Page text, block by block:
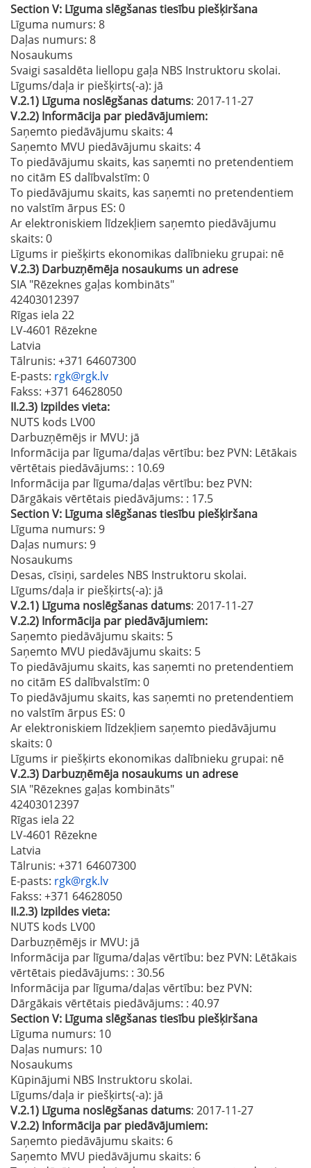
SectionV: Līguma slēgšanas tiesību piešķiršana
Līguma numurs: 8
Daļas numurs: 8
Nosaukums
Svaigi sasaldēta liellopu gaļa NBS Instruktoru skolai.
Līgums/daļa ir piešķirts(-a): jā
V.2.1) Līguma noslēgšanas datums: 2017-11-27
V.2.2) Informācija par piedāvājumiem:
Saņemto piedāvājumu skaits: 4
Saņemto MVU piedāvājumu skaits: 4
To piedāvājumu skaits, kas saņemti no pretendentiem
no citām ES dalībvalstīm: 0
To piedāvājumu skaits, kas saņemti no pretendentiem
no valstīm ārpus ES: 0
Ar elektroniskiem līdzekļiem saņemto piedāvājumu
skaits: 0
Līgums ir piešķirts ekonomikas dalībnieku grupai: nē
V.2.3) Darbuzņēmēja nosaukums un adrese
SIA "Rēzeknes gaļas kombināts"
42403012397
Rīgas iela 22
LV-4601 Rēzekne
Latvia
Tālrunis: +371 64607300
E-pasts: rgk@rgk.lv
Fakss: +371 64628050
II.2.3) Izpildes vieta:
NUTS kods LV00
Darbuzņēmējs ir MVU: jā
Informācija par līguma/daļas vērtību: bez PVN: Lētākais
vērtētais piedāvājums: : 10.69
Informācija par līguma/daļas vērtību: bez PVN:
Dārgākais vērtētais piedāvājums: : 17.5
SectionV: Līguma slēgšanas tiesību piešķiršana
Līguma numurs: 9
Daļas numurs: 9
Nosaukums
Desas, cīsiņi, sardeles NBS Instruktoru skolai.
Līgums/daļa ir piešķirts(-a): jā
V.2.1) Līguma noslēgšanas datums: 2017-11-27
V.2.2) Informācija par piedāvājumiem:
Saņemto piedāvājumu skaits: 5
Saņemto MVU piedāvājumu skaits: 5
To piedāvājumu skaits, kas saņemti no pretendentiem
no citām ES dalībvalstīm: 0
To piedāvājumu skaits, kas saņemti no pretendentiem
no valstīm ārpus ES: 0
Ar elektroniskiem līdzekļiem saņemto piedāvājumu
skaits: 0
Līgums ir piešķirts ekonomikas dalībnieku grupai: nē
V.2.3) Darbuzņēmēja nosaukums un adrese
SIA "Rēzeknes gaļas kombināts"
42403012397
Rīgas iela 22
LV-4601 Rēzekne
Latvia
Tālrunis: +371 64607300
E-pasts: rgk@rgk.lv
Fakss: +371 64628050
II.2.3) Izpildes vieta:
NUTS kods LV00
Darbuzņēmējs ir MVU: jā
Informācija par līguma/daļas vērtību: bez PVN: Lētākais
vērtētais piedāvājums: : 30.56
Informācija par līguma/daļas vērtību: bez PVN:
Dārgākais vērtētais piedāvājums: : 40.97
SectionV: Līguma slēgšanas tiesību piešķiršana
Līguma numurs: 10
Daļas numurs: 10
Nosaukums
Kūpinājumi NBS Instruktoru skolai.
Līgums/daļa ir piešķirts(-a): jā
V.2.1) Līguma noslēgšanas datums: 2017-11-27
V.2.2) Informācija par piedāvājumiem:
Saņemto piedāvājumu skaits: 6
Saņemto MVU piedāvājumu skaits: 6